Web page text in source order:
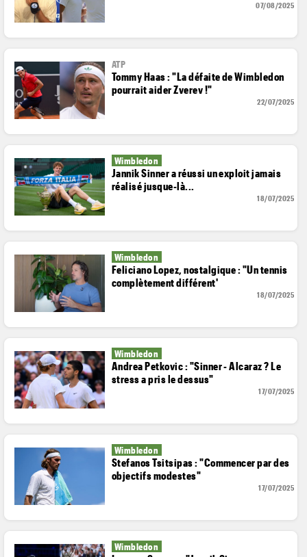
07/08/2025
ATP
Tommy Haas : "La défaite de Wimbledon
pourrait aider Zverev !"
22/07/2025
Wimbledon
Jannik Sinner a réussi un exploit jamais
réalisé jusque-là...
18/07/2025
Wimbledon
Feliciano Lopez, nostalgique : "Un tennis
complètement différent'
18/07/2025
Wimbledon
Andrea Petkovic : "Sinner - Alcaraz ? Le
stress a pris le dessus"
17/07/2025
Wimbledon
Stefanos Tsitsipas : "Commencer par des
objectifs modestes"
17/07/2025
Wimbledon